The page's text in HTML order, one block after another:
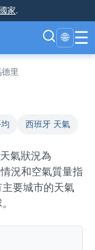
家.
🌐 ☰
德里
西班牙 天氣
氣狀況為
況和空氣質量指
要城市的天氣